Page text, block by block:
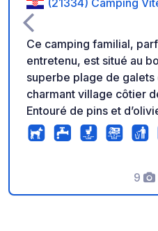
Ce camping familial,
entretenu, est situé au
superbe plage de galets
charmant village côtier
Entouré de pins et
ambiance paisible et
avec de grands
restaurants et les
trouvent à proximité, et
9